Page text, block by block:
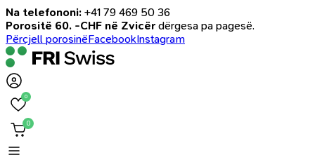
Na telefononi: +41 79 469 50 36
Porositë 60. -CHF në Zvicër dërgesa pa pagesë.
Përcjell porosinëFacebookInstagram
0
0